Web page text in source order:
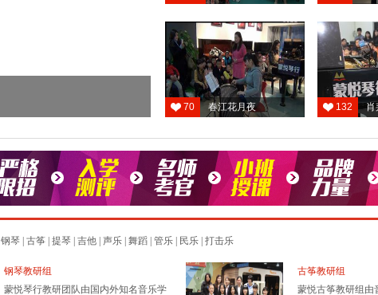
70 春江花月夜 132 肖
钢琴 古筝 提琴 吉他 声乐 舞蹈 管乐 民乐 打击乐
钢琴教研组
蒙悦琴行教研团队由国内外知名音乐学
古筝教研组
蒙悦古筝教研组由